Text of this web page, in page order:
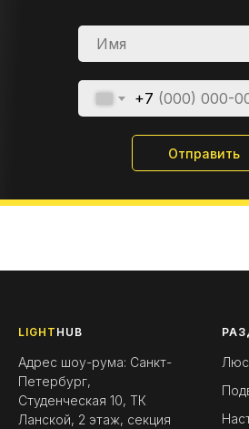
+7
Отправить
LIGHT HUB
Адрес шоу-рума: Санкт-
Петербург,
Студенческая 10, ТК
Ланской, 2 этаж, секция